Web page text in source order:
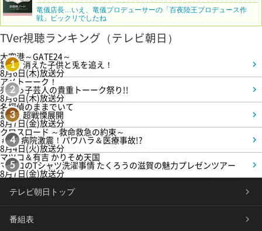
竜儀店長…いえ、竜儀プロデューサーの「百夜陸王プロデュース作
戦」ビックリでしたね
TVer視聴ランキング（テレビ朝日）
1
大空港～GATE24～
第3話 消えた子供と兎を追え！
8月6日(木)放送分
2
アメトーーク！
売れっ子芸人の貴重トーーク祭り!!
8月6日(木)放送分
3
名探偵のままでいて
第4話 超戦慄展開
8月7日(金)放送分
4
クロスロード ～救命救急の約束～
＃5 病院激震！パワハラ＆医療事故!?
8月4日(火)放送分
5
マツコ＆有吉 かりそめ天国
マツコのTシャツ洗濯事情 たくろうの滋賀の魅力プレゼンツアー
8月7日(金)放送分
テレビ朝日トップ
番組表